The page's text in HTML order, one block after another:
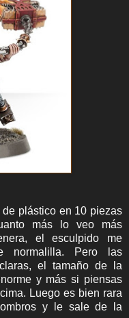
plástico en 10 piezas
más lo veo más
el esculpido me
normalilla. Pero las
el tamaño de la
y más si piensas
Luego es bien rara
y le sale de la